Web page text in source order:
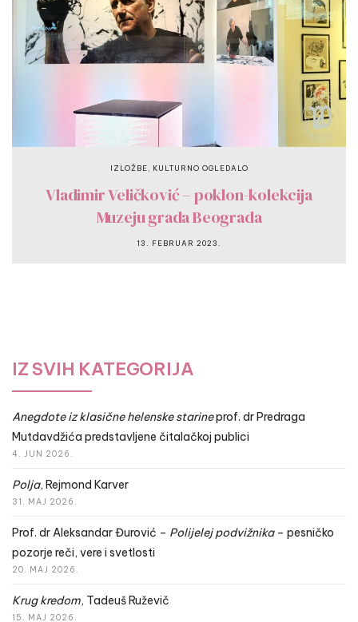
IZLOŽBE, KULTURNO OGLEDALO
Vladimir Veličković – poklon-kolekcija
Muzeju grada Beograda
13. FEBRUAR 2023.
IZ SVIH KATEGORIJA
Anegdote iz klasične helenske starineprof. dr Predraga
Mutdavdžića predstavljene čitalačkoj publici
4. JUN 2026.
Polja, Rejmond Karver
31. MAJ 2026.
Prof. dr Aleksandar Đurović – Polijelej podvižnika– pesničko
pozorje reči, vere i svetlosti
20. MAJ 2026.
Krug kredom, Tadeuš Ruževič
15. MAJ 2026.